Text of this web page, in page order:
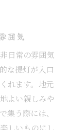
囲気
日常の雰囲気
な提灯が入口
れます。地元
よい親しみや
集う際には、